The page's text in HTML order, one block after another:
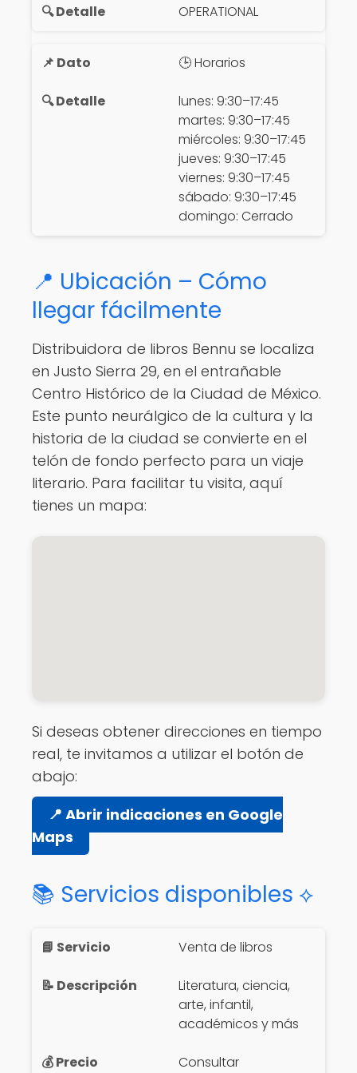
OPERATIONAL
🕒 Horarios
lunes: 9:30–17:45
martes: 9:30–17:45
miércoles: 9:30–17:45
jueves: 9:30–17:45
viernes: 9:30–17:45
sábado: 9:30–17:45
domingo: Cerrado
📍 Ubicación – Cómo
llegar fácilmente
Distribuidora de libros Bennu se localiza
en Justo Sierra 29, en el entrañable
Centro Histórico de la Ciudad de México.
Este punto neurálgico de la cultura y la
historia de la ciudad se convierte en el
telón de fondo perfecto para un viaje
literario. Para facilitar tu visita, aquí
tienes un mapa:
Si deseas obtener direcciones en tiempo
real, te invitamos a utilizar el botón de
abajo:
📍 Abrir indicaciones en Google
Maps
📚 Servicios disponibles ⟡
Venta de libros
Literatura, ciencia,
arte, infantil,
académicos y más
Consultar